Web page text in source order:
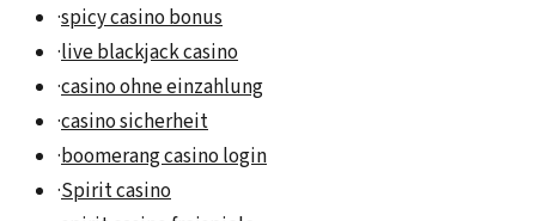
·spicy casino bonus
·live blackjack casino
·casino ohne einzahlung
·casino sicherheit
·boomerang casino login
·Spirit casino